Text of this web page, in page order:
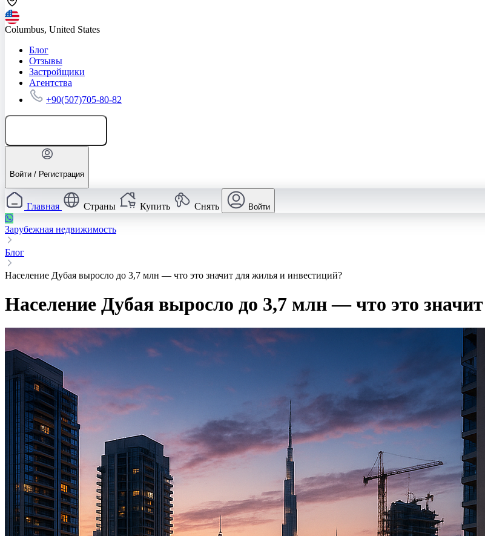
Columbus, United States
Блог
Отзывы
Застройщики
Агентства
+90(507)705-80-82
Войти / Регистрация
Главная Страны Купить Снять Войти
Зарубежная недвижимость
Блог
Население Дубая выросло до 3,7 млн — что это значит для жилья и инвестиций?
Население Дубая выросло до 3,7 млн — что это